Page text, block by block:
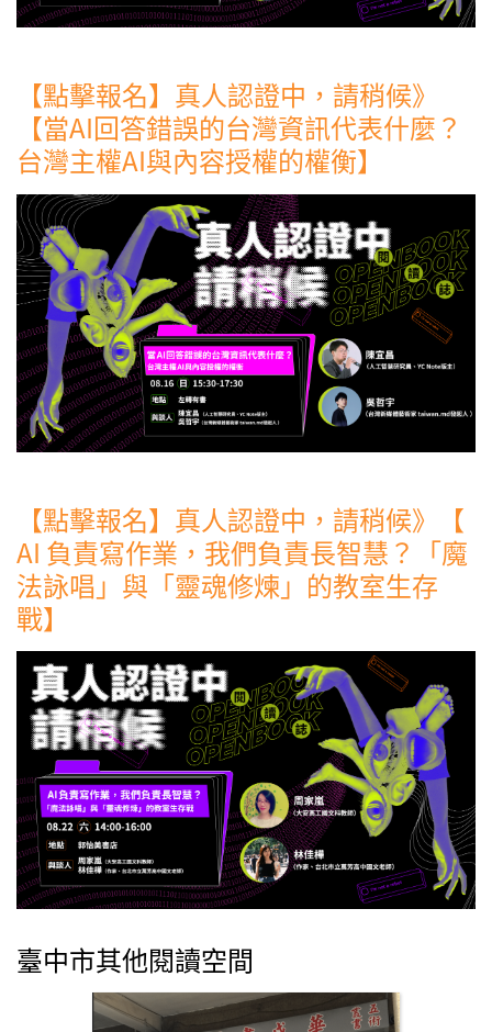
【點擊報名】真人認證中，請稍候》
【當AI回答錯誤的台灣資訊代表什麼？
台灣主權AI與內容授權的權衡】
【點擊報名】真人認證中，請稍候》【
AI 負責寫作業，我們負責長智慧？「魔
法詠唱」與「靈魂修煉」的教室生存
戰】
臺中市其他閱讀空間